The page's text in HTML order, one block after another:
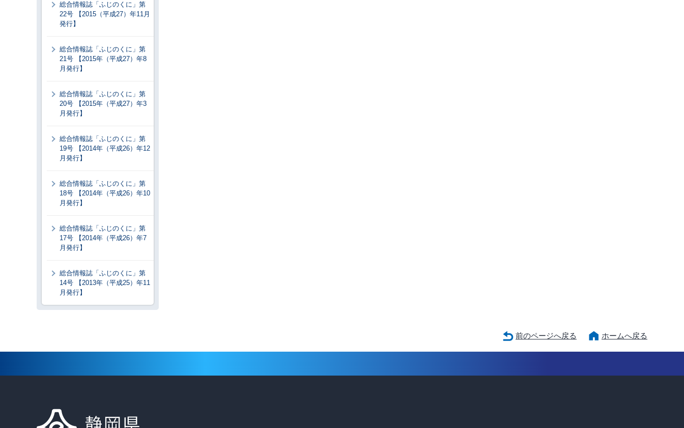
総合情報誌「ふじのくに」第
22号 【2015（平成27）年11月
発行】
総合情報誌「ふじのくに」第
21号 【2015年（平成27）年8
月発行】
総合情報誌「ふじのくに」第
20号 【2015年（平成27）年3
月発行】
総合情報誌「ふじのくに」第
19号 【2014年（平成26）年12
月発行】
総合情報誌「ふじのくに」第
18号 【2014年（平成26）年10
月発行】
総合情報誌「ふじのくに」第
17号 【2014年（平成26）年7
月発行】
総合情報誌「ふじのくに」第
14号 【2013年（平成25）年11
月発行】
前のページへ戻る ホームへ戻る